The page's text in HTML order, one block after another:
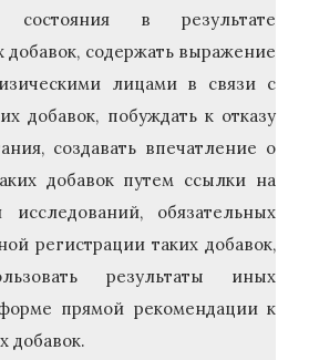
в результате
добавок, содержать выражение
лицами в связи с
добавок, побуждать к отказу
создавать впечатление о
добавок путем ссылки на
исследований, обязательных
регистрации таких добавок,
результаты иных
прямой рекомендации к
добавок.